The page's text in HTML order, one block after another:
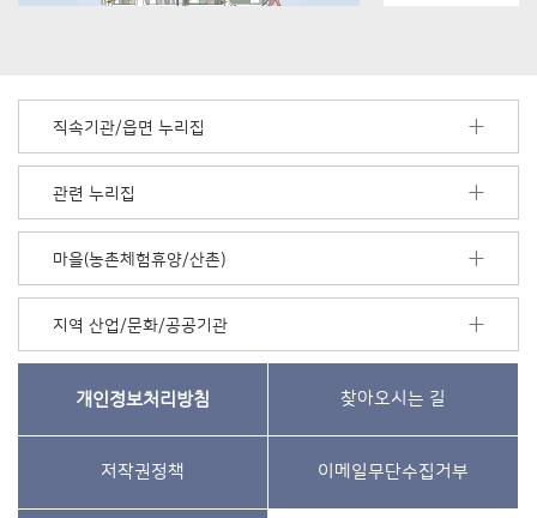
직속기관/읍면 누리집
관련 누리집
마을(농촌체험휴양/산촌)
지역 산업/문화/공공기관
개인정보처리방침 찾아오시는 길
저작권정책 이메일무단수집거부